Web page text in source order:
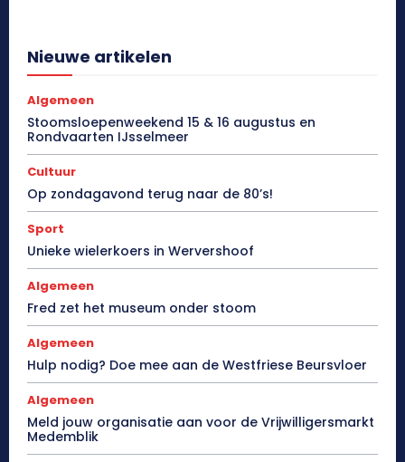
Nieuwe artikelen
Algemeen
Stoomsloepenweekend 15 & 16 augustus en
Rondvaarten IJsselmeer
Cultuur
Op zondagavond terug naar de 80’s!
Sport
Unieke wielerkoers in Wervershoof
Algemeen
Fred zet het museum onder stoom
Algemeen
Hulp nodig? Doe mee aan de Westfriese Beursvloer
Algemeen
Meld jouw organisatie aan voor de Vrijwilligersmarkt
Medemblik